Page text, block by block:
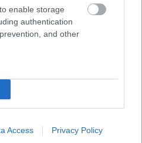
enable storage
authentication
and other
Access Privacy Policy
KORÁBBAN KEZDŐDIK
FELKÉSZÜLÉSI